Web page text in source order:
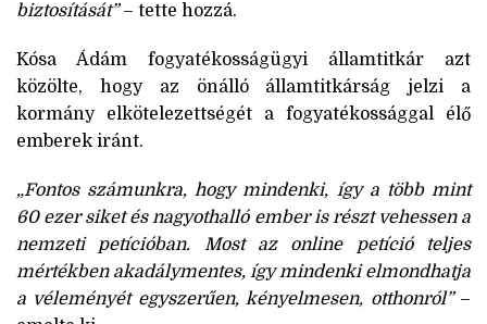
biztosítását”– tette hozzá.
Kósa Ádám fogyatékosságügyi államtitkár azt
közölte, hogy az önálló államtitkárság jelzi a
kormány elkötelezettségét a fogyatékossággal élő
emberek iránt.
„Fontos számunkra, hogy mindenki, így a több mint
60 ezer siket és nagyothalló ember is részt vehessen a
nemzeti petícióban. Most az online petíció teljes
mértékben akadálymentes, így mindenki elmondhatja
a véleményét egyszerűen, kényelmesen, otthonról”–